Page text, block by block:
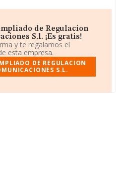
de Regulacion
S.l. ¡Es gratis!
y te regalamos el
esta empresa.
DE REGULACION
S.L.